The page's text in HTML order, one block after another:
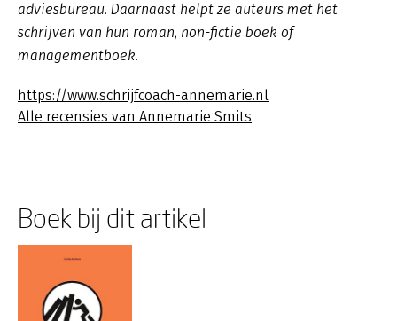
adviesbureau. Daarnaast helpt ze auteurs met het
schrijven van hun roman, non-fictie boek of
managementboek.
https://www.schrijfcoach-annemarie.nl
Alle recensies van Annemarie Smits
Boek bij dit artikel